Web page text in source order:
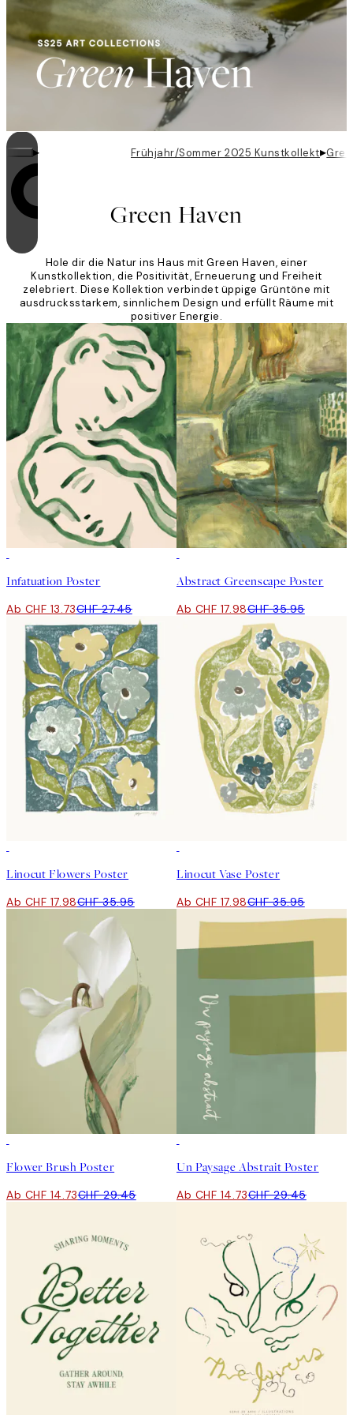
▸ Frühjahr/Sommer 2025 Kunstkollektionen
▸
Green Haven
Hole dir die Natur ins Haus mit Green Haven, einer
Kunstkollektion, die Positivität, Erneuerung und Freiheit
zelebriert. Diese Kollektion verbindet üppige Grüntöne mit
ausdrucksstarkem, sinnlichem Design und erfüllt Räume mit
positiver Energie.
Infatuation Poster
Ab CHF 13.73CHF 27.45
Abstract Greenscape Poster
Ab CHF 17.98CHF 35.95
Linocut Flowers Poster
Ab CHF 17.98CHF 35.95
Linocut Vase Poster
Ab CHF 17.98CHF 35.95
Flower Brush Poster
Ab CHF 14.73CHF 29.45
Un Paysage Abstrait Poster
Ab CHF 14.73CHF 29.45